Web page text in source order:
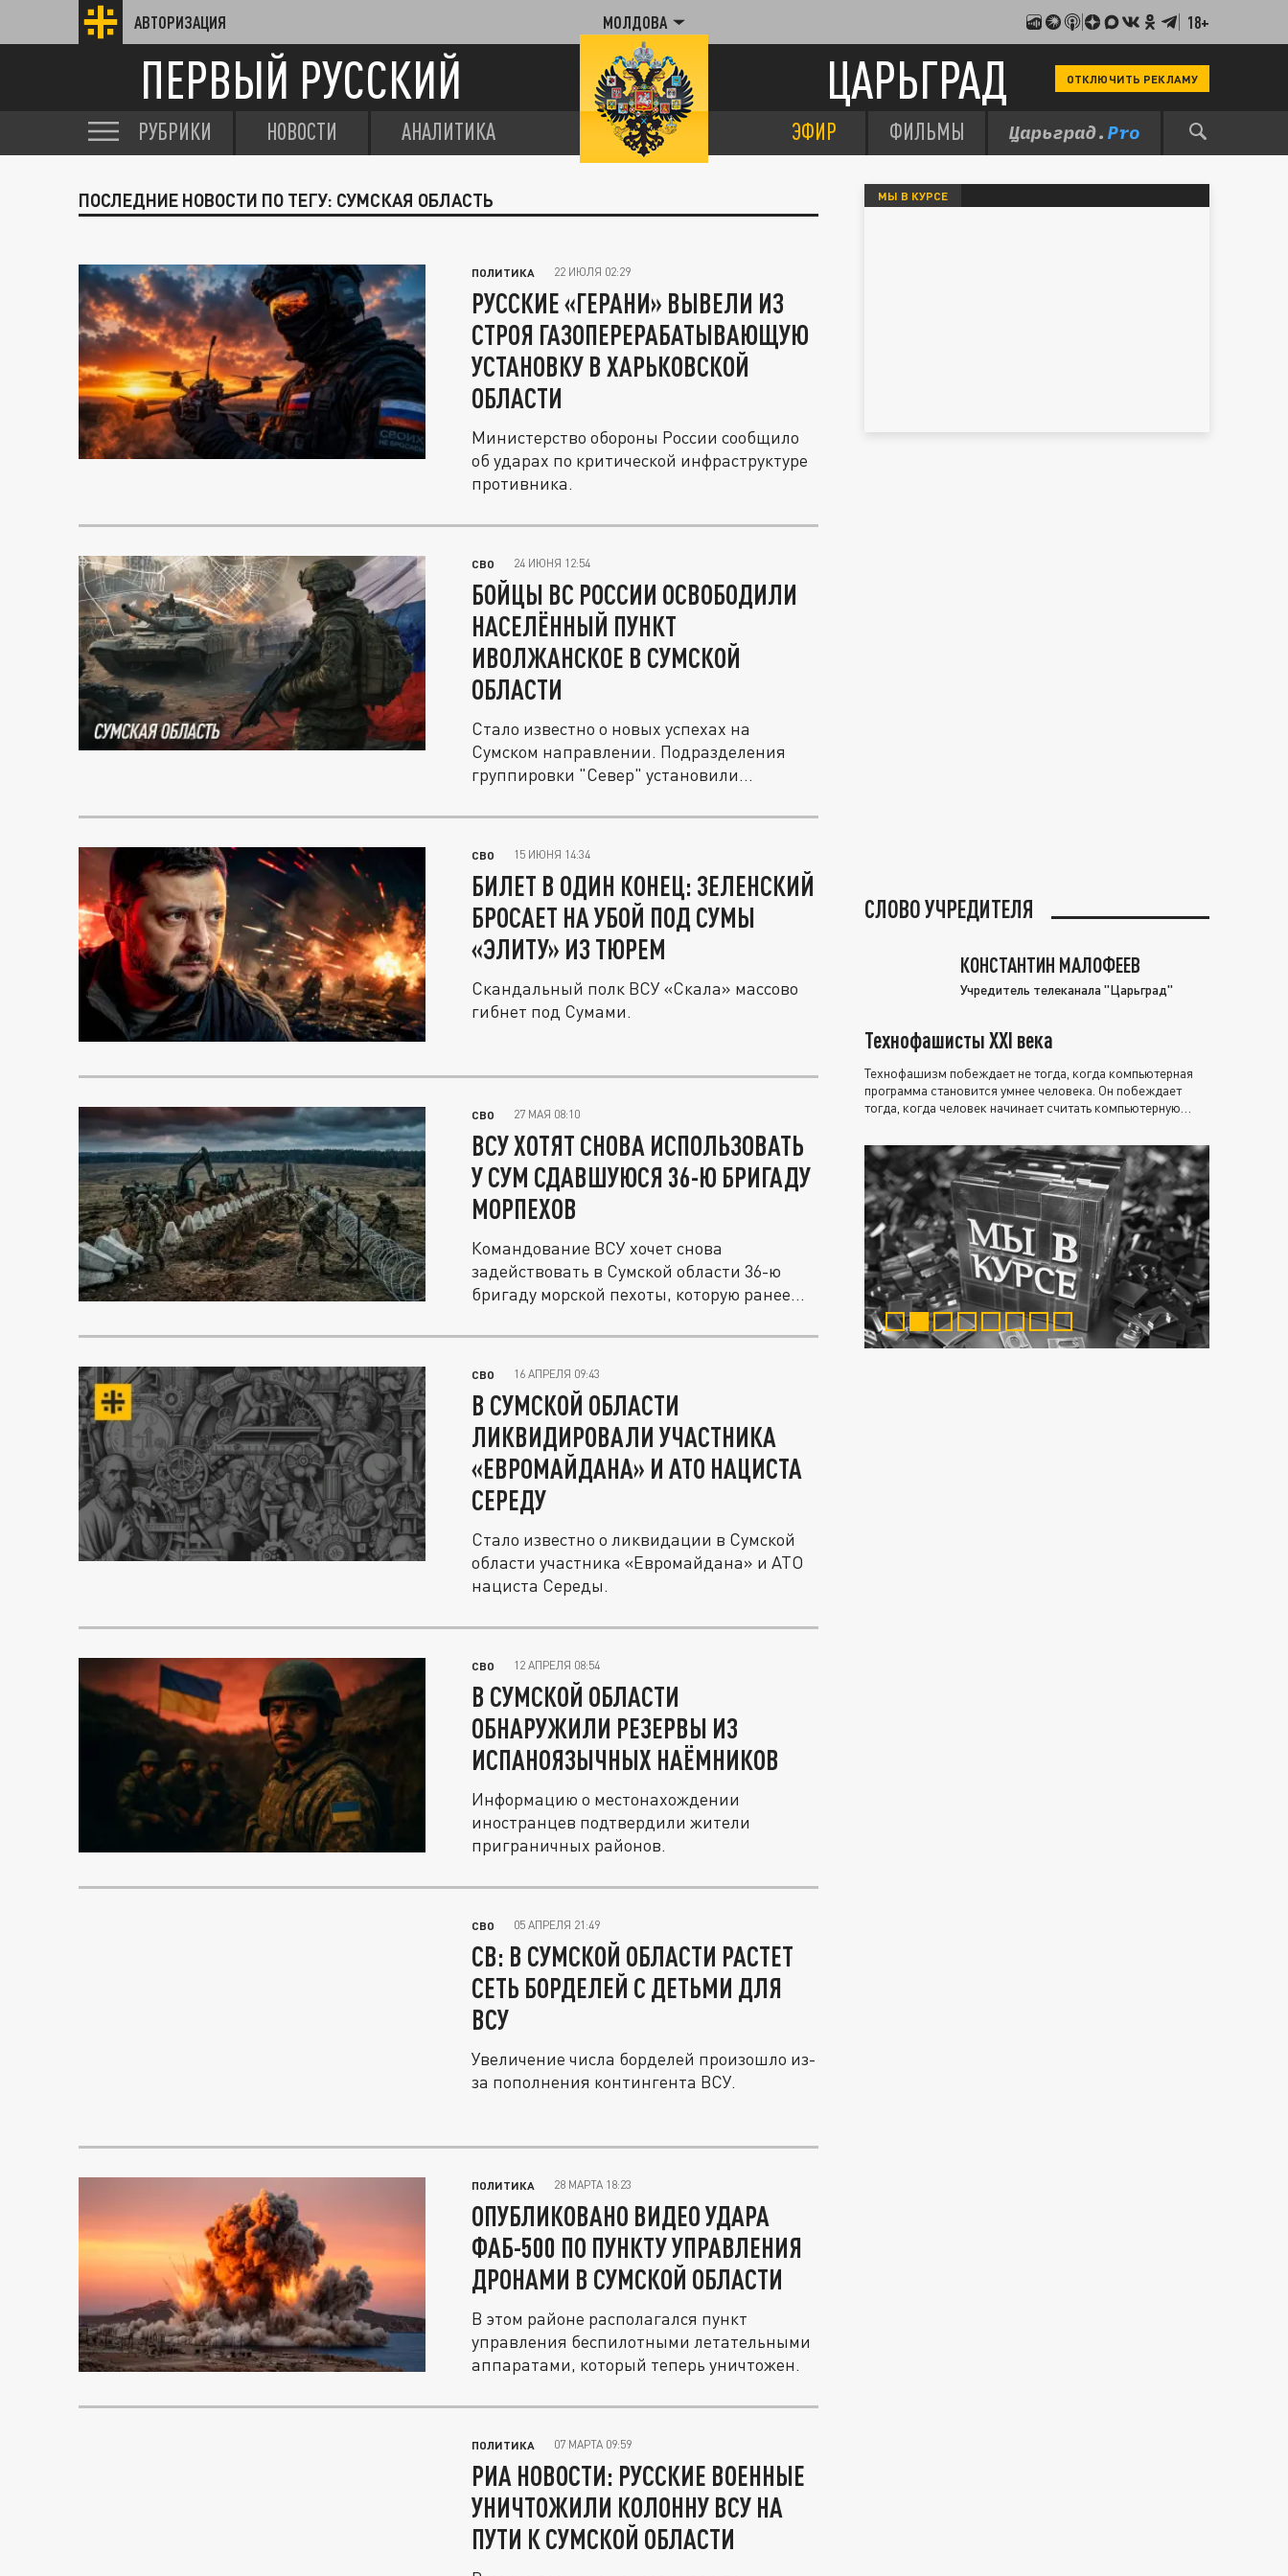
АВТОРИЗАЦИЯ МОЛДОВА 18+
ПЕРВЫЙ РУССКИЙ ЦАРЬГРАД ОТКЛЮЧИТЬ РЕКЛАМУ
РУБРИКИ НОВОСТИ АНАЛИТИКА ЭФИР ФИЛЬМЫ
ПОСЛЕДНИЕ НОВОСТИ ПО ТЕГУ: СУМСКАЯ ОБЛАСТЬ
ПОЛИТИКА 22 ИЮЛЯ 02:29
РУССКИЕ «ГЕРАНИ» ВЫВЕЛИ ИЗ
СТРОЯ ГАЗОПЕРЕРАБАТЫВАЮЩУЮ
УСТАНОВКУ В ХАРЬКОВСКОЙ
ОБЛАСТИ
Министерство обороны России сообщило
об ударах по критической инфраструктуре
противника.
СВО 24 ИЮНЯ 12:54
БОЙЦЫ ВС РОССИИ ОСВОБОДИЛИ
НАСЕЛЁННЫЙ ПУНКТ
ИВОЛЖАНСКОЕ В СУМСКОЙ
ОБЛАСТИ
Стало известно о новых успехах на
Сумском направлении. Подразделения
группировки "Север" установили
СВО 15 ИЮНЯ 14:34
БИЛЕТ В ОДИН КОНЕЦ: ЗЕЛЕНСКИЙ
БРОСАЕТ НА УБОЙ ПОД СУМЫ
«ЭЛИТУ» ИЗ ТЮРЕМ
Скандальный полк ВСУ «Скала» массово
гибнет под Сумами.
СВО 27 МАЯ 08:10
ВСУ ХОТЯТ СНОВА ИСПОЛЬЗОВАТЬ
У СУМ СДАВШУЮСЯ 36-Ю БРИГАДУ
МОРПЕХОВ
Командование ВСУ хочет снова
задействовать в Сумской области 36-ю
бригаду морской пехоты, которую ранее...
СВО 16 АПРЕЛЯ 09:43
В СУМСКОЙ ОБЛАСТИ
ЛИКВИДИРОВАЛИ УЧАСТНИКА
«ЕВРОМАЙДАНА» И АТО НАЦИСТА
СЕРЕДУ
Стало известно о ликвидации в Сумской
области участника «Евромайдана» и АТО
нациста Середы.
СВО 12 АПРЕЛЯ 08:54
В СУМСКОЙ ОБЛАСТИ
ОБНАРУЖИЛИ РЕЗЕРВЫ ИЗ
ИСПАНОЯЗЫЧНЫХ НАЁМНИКОВ
Информацию о местонахождении
иностранцев подтвердили жители
приграничных районов.
СВО 05 АПРЕЛЯ 21:49
СВ: В СУМСКОЙ ОБЛАСТИ РАСТЕТ
СЕТЬ БОРДЕЛЕЙ С ДЕТЬМИ ДЛЯ
ВСУ
Увеличение числа борделей произошло из-
за пополнения контингента ВСУ.
ПОЛИТИКА 28 МАРТА 18:23
ОПУБЛИКОВАНО ВИДЕО УДАРА
ФАБ-500 ПО ПУНКТУ УПРАВЛЕНИЯ
ДРОНАМИ В СУМСКОЙ ОБЛАСТИ
В этом районе располагался пункт
управления беспилотными летательными
аппаратами, который теперь уничтожен.
ПОЛИТИКА 07 МАРТА 09:59
РИА НОВОСТИ: РУССКИЕ ВОЕННЫЕ
УНИЧТОЖИЛИ КОЛОННУ ВСУ НА
ПУТИ К СУМСКОЙ ОБЛАСТИ
МЫ В КУРСЕ
СЛОВО УЧРЕДИТЕЛЯ
КОНСТАНТИН МАЛОФЕЕВ
Учредитель телеканала "Царьград"
Технофашисты XXI века
Технофашизм побеждает не тогда, когда компьютерная
программа становится умнее человека. Он побеждает
тогда, когда человек начинает считать компьютерную